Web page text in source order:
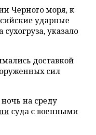
Черного моря, к
ударные
указало
доставкой
сил
на среду
суда с военными